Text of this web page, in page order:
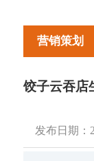
营销策划
饺子云吞店
发布日期：